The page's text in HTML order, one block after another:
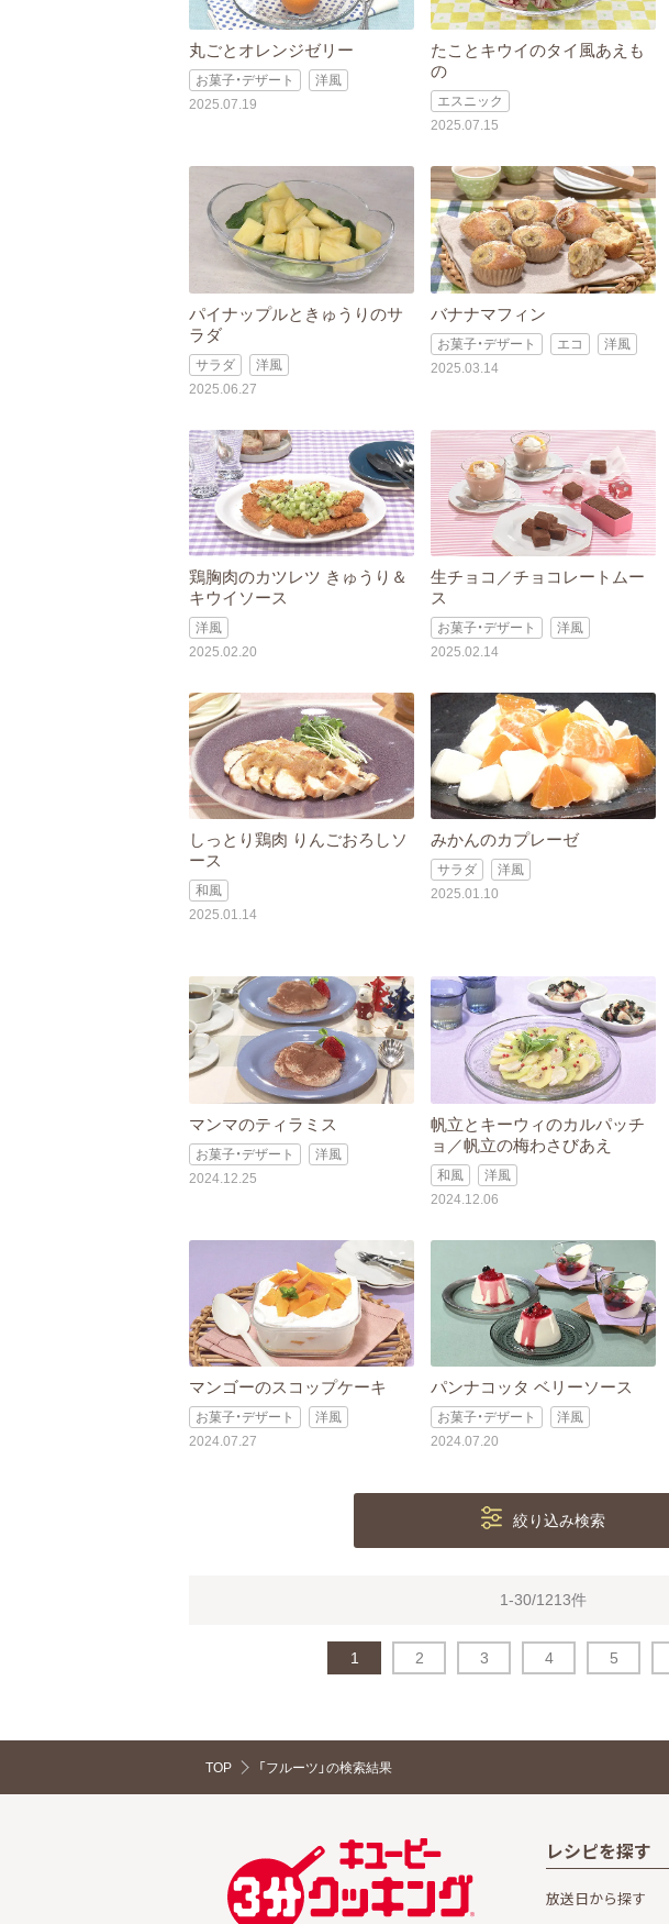
丸ごとオレンジゼリー
お菓子・デザート
洋風
2025.07.19
たことキウイのタイ風あえも
の
エスニック
2025.07.15
パイナップルときゅうりのサ
ラダ
サラダ
洋風
2025.06.27
バナナマフィン
お菓子・デザート エコ
洋風
2025.03.14
鶏胸肉のカツレツ きゅうり＆
キウイソース
洋風
2025.02.20
生チョコ／チョコレートムー
ス
お菓子・デザート
洋風
2025.02.14
しっとり鶏肉 りんごおろしソ
ース
和風
2025.01.14
みかんのカプレーゼ
サラダ
洋風
2025.01.10
マンマのティラミス
お菓子・デザート
洋風
2024.12.25
帆立とキーウィのカルパッチ
ョ／帆立の梅わさびあえ
和風
洋風
2024.12.06
マンゴーのスコップケーキ
お菓子・デザート
洋風
2024.07.27
パンナコッタ ベリーソース
お菓子・デザート
洋風
2024.07.20
絞り込み検索
1-30/1213件
1 2 3 4 5
TOP 「フルーツ」の検索結果
レシピを探す
放送日から探す